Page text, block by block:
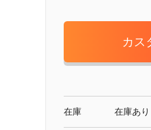
カス
在庫 在庫あり